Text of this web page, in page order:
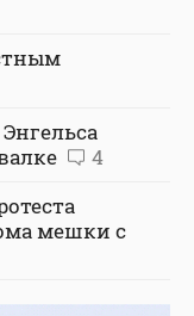
4
мешки с